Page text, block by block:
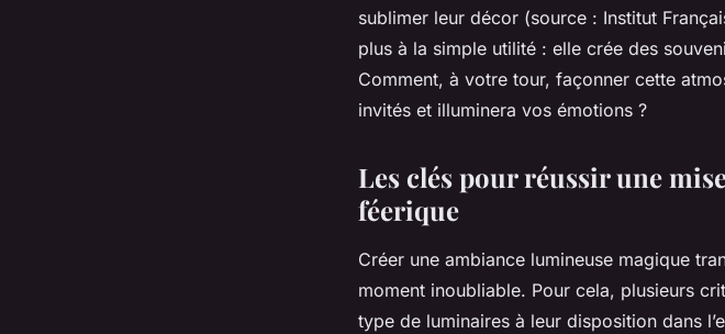
sublimer leur décor (source : Institut
plus à la simple utilité : elle crée des
Comment, à votre tour, façonner cette
invités et illuminera vos émotions ?
Les clés pour réussir une
féerique
Créer une ambiance lumineuse magique
moment inoubliable. Pour cela, plusieurs
type de luminaires à leur disposition dans